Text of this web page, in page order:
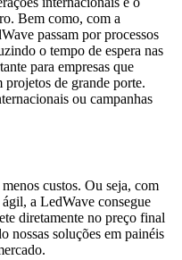
Bem como, com a
passam por processos
o tempo de espera nas
para empresas que
de grande porte.
ou campanhas
custos. Ou seja, com
a LedWave consegue
diretamente no preço final
nossas soluções em painéis